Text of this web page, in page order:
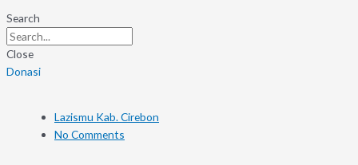
Search
Close
Donasi
Lazismu Kab. Cirebon
No Comments